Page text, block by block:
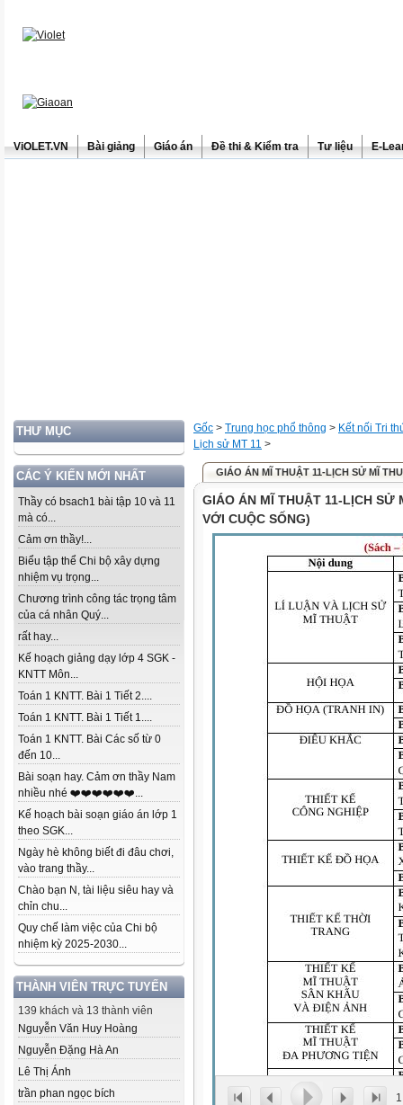
ViOLET.VN Bài giảng Giáo án Đề thi & Kiểm tra Tư liệu E-
THƯ MỤC
CÁC Ý KIẾN MỚI NHẤT
Thầy có bsach1 bài tập 10 và 11
mà có...
Cảm ơn thầy!...
Biểu tập thể Chi bộ xây dựng
nhiệm vụ trọng...
Chương trình công tác trọng tâm
của cá nhân Quý...
rất hay...
Kế hoạch giảng dạy lớp 4 SGK -
KNTT Môn...
Toán 1 KNTT. Bài 1 Tiết 2....
Toán 1 KNTT. Bài 1 Tiết 1....
Toán 1 KNTT. Bài Các số từ 0
đến 10...
Bài soạn hay. Cảm ơn thầy Nam
nhiều nhé ❤️❤️❤️❤️❤️❤️...
Kế hoạch bài soạn giáo án lớp 1
theo SGK...
Ngày hè không biết đi đâu chơi,
vào trang thầy...
Chào bạn N, tài liệu siêu hay và
chỉn chu...
Quy chế làm việc của Chi bộ
nhiệm kỳ 2025-2030...
THÀNH VIÊN TRỰC TUYẾN
139 khách và 13 thành viên
Nguyễn Văn Huy Hoàng
Nguyễn Đặng Hà An
Lê Thị Ánh
trần phan ngọc bích
Gốc > Trung học phổ thông > Kết nối Tri
Lịch sử MT 11 >
GIÁO ÁN MĨ THUẬT 11-LỊCH SỬ MĨ
GIÁO ÁN MĨ THUẬT 11-LỊCH SỬ
VỚI CUỘC SỐNG)
1